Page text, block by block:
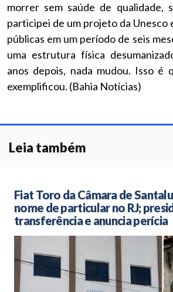
morrer sem saúde de qualidade,
participei de um projeto da Unesco
públicas em um período de seis
uma estrutura física
anos depois, nada mudou. Isso é
exemplificou. (Bahia Notícias)
Leia também
Fiat Toro da Câmara de
nome de particular no RJ;
transferência e anuncia perícia